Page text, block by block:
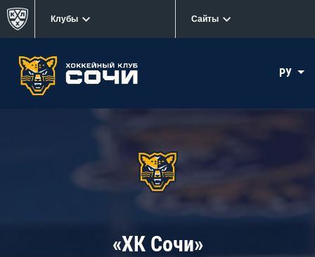
Клубы Сайты
РУ
«ХК Сочи»